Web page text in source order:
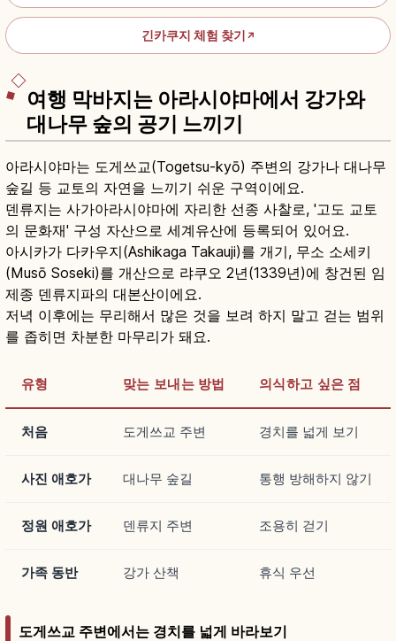
긴카쿠지 체험 찾기 ↗
여행 막바지는 아라시야마에서 강가와
대나무 숲의 공기 느끼기
아라시야마는 도게쓰교(Togetsu-kyō) 주변의 강가나 대나무
숲길 등 교토의 자연을 느끼기 쉬운 구역이에요.
덴류지는 사가아라시야마에 자리한 선종 사찰로, '고도 교토
의 문화재' 구성 자산으로 세계유산에 등록되어 있어요.
아시카가 다카우지(Ashikaga Takauji)를 개기, 무소 소세키
(Musō Soseki)를 개산으로 랴쿠오 2년(1339년)에 창건된 임
제종 덴류지파의 대본산이에요.
저녁 이후에는 무리해서 많은 것을 보려 하지 말고 걷는 범위
를 좁히면 차분한 마무리가 돼요.
유형 맞는 보내는 방법 의식하고 싶은 점
처음 도게쓰교 주변 경치를 넓게 보기
사진 애호가 대나무 숲길 통행 방해하지 않기
정원 애호가 덴류지 주변 조용히 걷기
가족 동반 강가 산책 휴식 우선
도게쓰교 주변에서는 경치를 넓게 바라보기